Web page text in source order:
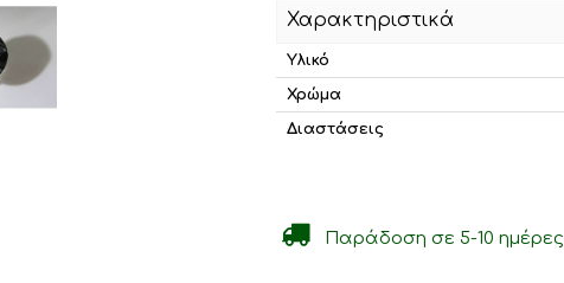
Χαρακτηριστικά
Υλικό
Χρώμα
Διαστάσεις
Παράδοση σε 5-10 ημέρες